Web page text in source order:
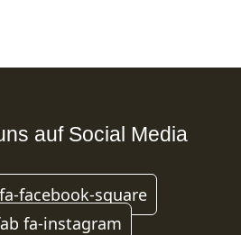
auf Social Media
facebook-square
fa-instagram